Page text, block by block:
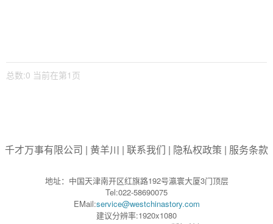
总数:0 当前在第1页
千才万事有限公司 | 黄羊川 | 联系我们 | 隐私权政策 | 服务条款
地址：中国天津南开区红旗路192号瀛寰大厦3门顶层
Tel:022-58690075
EMail:service@westchinastory.com
建议分辨率:1920x1080